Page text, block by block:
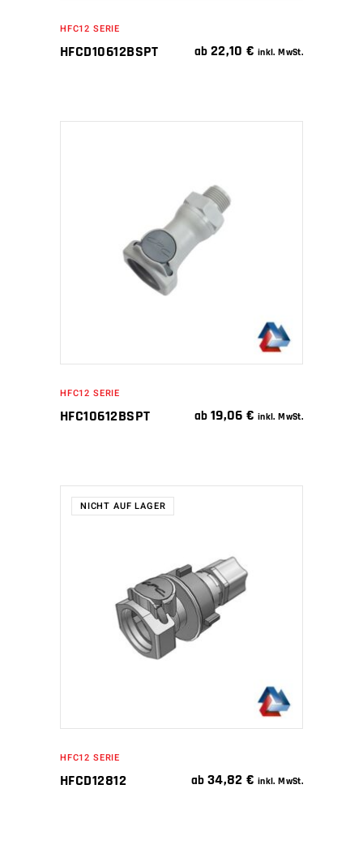
HFC12 SERIE
HFCD10612BSPT ab 22,10€ inkl. MwSt.
IN DEN WARENKORB
HFC12 SERIE
HFC10612BSPT ab 19,06€ inkl. MwSt.
NICHT AUF LAGER
WEITERLESEN
HFC12 SERIE
HFCD12812 ab 34,82€ inkl. MwSt.